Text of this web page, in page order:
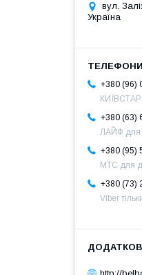
вул.
Україна
+380 (96)
КИЇВСТАР
+380 (63)
ЛАЙФ для
+380 (95)
МТС для
+380 (73)
Viber